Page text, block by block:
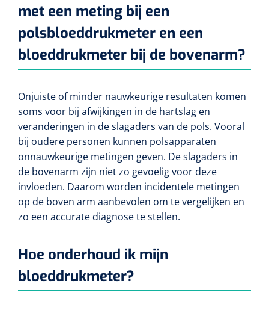
met een meting bij een
polsbloeddrukmeter en een
bloeddrukmeter bij de bovenarm?
Onjuiste of minder nauwkeurige resultaten komen
soms voor bij afwijkingen in de hartslag en
veranderingen in de slagaders van de pols. Vooral
bij oudere personen kunnen polsapparaten
onnauwkeurige metingen geven. De slagaders in
de bovenarm zijn niet zo gevoelig voor deze
invloeden. Daarom worden incidentele metingen
op de boven arm aanbevolen om te vergelijken en
zo een accurate diagnose te stellen.
Hoe onderhoud ik mijn
bloeddrukmeter?